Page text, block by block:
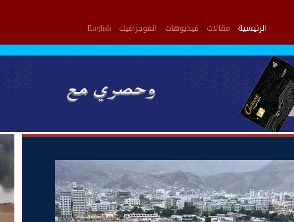
الرئيسية مقالات فيديوهات انفوجرافيك English